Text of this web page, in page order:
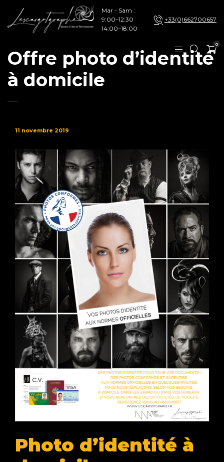
Mar - Sam :
9:00–12:30
14:00–18:00
+33(0)662700657
0
Offre photo d’identité
à domicile
11 novembre 2019
Photo d’identité à